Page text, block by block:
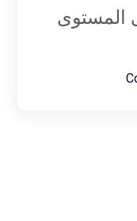
المستوى